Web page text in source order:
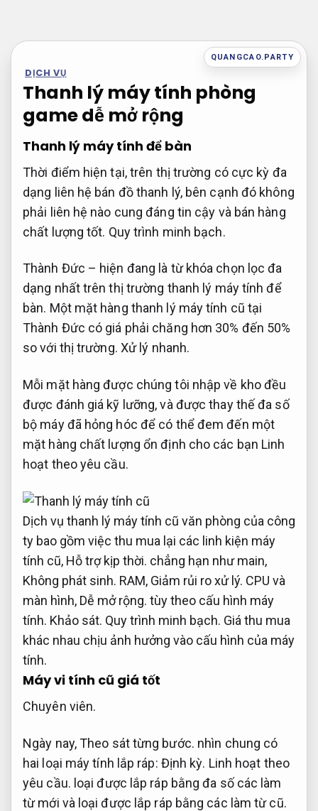
nội
dung
QUANGCAO.PARTY
DỊCH VỤ
Thanh lý máy tính phòng
game dễ mở rộng
Thanh lý máy tính để bàn
Thời điểm hiện tại, trên thị trường có cực kỳ đa
dạng liên hệ bán đồ thanh lý, bên cạnh đó không
phải liên hệ nào cung đáng tin cậy và bán hàng
chất lượng tốt. Quy trình minh bạch.
Thành Đức – hiện đang là từ khóa chọn lọc đa
dạng nhất trên thị trường thanh lý máy tính để
bàn. Một mặt hàng thanh lý máy tính cũ tại
Thành Đức có giá phải chăng hơn 30% đến 50%
so với thị trường. Xử lý nhanh.
Mỗi mặt hàng được chúng tôi nhập về kho đều
được đánh giá kỹ lưỡng, và được thay thế đa số
bộ máy đã hỏng hóc để có thể đem đến một
mặt hàng chất lượng ổn định cho các bạn Linh
hoạt theo yêu cầu.
Dịch vụ thanh lý máy tính cũ văn phòng của công
ty bao gồm việc thu mua lại các linh kiện máy
tính cũ, Hỗ trợ kịp thời. chẳng hạn như main,
Không phát sinh. RAM, Giảm rủi ro xử lý. CPU và
màn hình, Dễ mở rộng. tùy theo cấu hình máy
tính. Khảo sát. Quy trình minh bạch. Giá thu mua
khác nhau chịu ảnh hưởng vào cấu hình của máy
tính.
Máy vi tính cũ giá tốt
Chuyên viên.
Ngày nay,Theo sát từng bước. nhìn chung có
hai loại máy tính lắp ráp: Định kỳ. Linh hoạt theo
yêu cầu. loại được lắp ráp bằng đa số các làm
từ mới và loại được lắp ráp bằng các làm từ cũ.